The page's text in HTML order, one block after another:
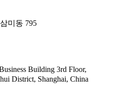
미동 795
Building 3rd Floor,
District, Shanghai, China